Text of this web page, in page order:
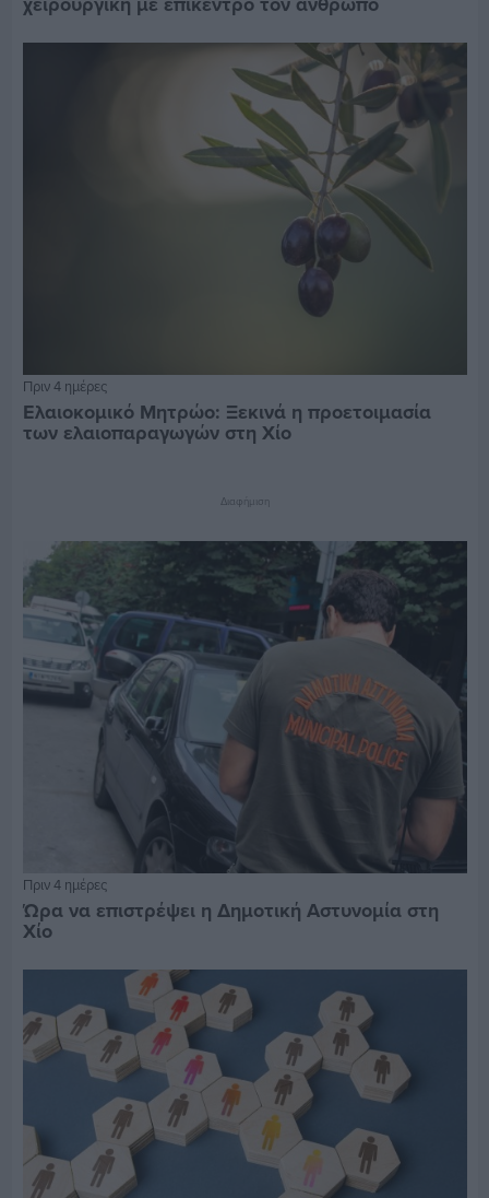
Πριν 4 ημέρες
Ελαιοκομικό Μητρώο: Ξεκινά η προετοιμασία
των ελαιοπαραγωγών στη Χίο
Διαφήμιση
Πριν 4 ημέρες
Ώρα να επιστρέψει η Δημοτική Αστυνομία στη
Χίο